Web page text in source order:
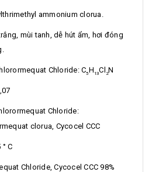
ammonium clorua.
mùi tanh, dễ hút ẩm, hơi đóng
Chloride: C5H13Cl 2N
Chloride:
C
Chloride, Cycocel CCC 98%